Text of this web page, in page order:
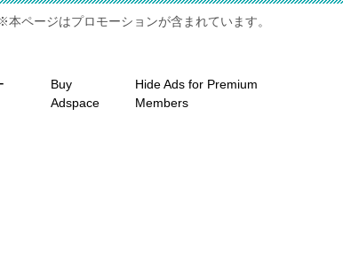
ページはプロモーションが含まれています。
Buy
Adspace
Hide Ads for Premium
Members